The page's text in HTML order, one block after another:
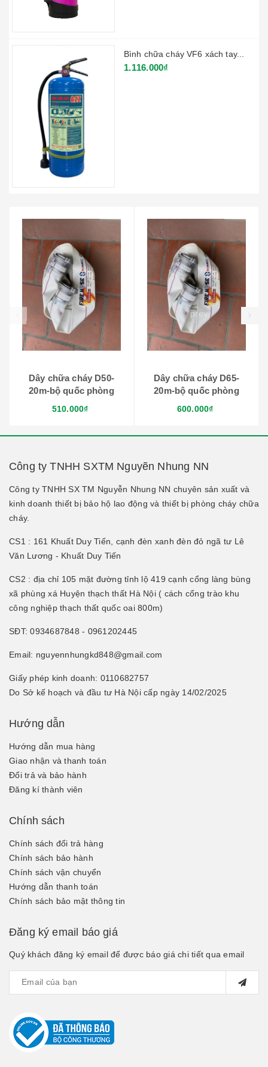
Bình chữa cháy VF6 xách tay...
1.116.000₫
Dây chữa cháy D50-
20m-bộ quốc phòng
510.000₫
Dây chữa cháy D65-
20m-bộ quốc phòng
600.000₫
prev
Công ty TNHH SXTM Nguyẽn Nhung NN
Công ty TNHH SX TM Nguyễn Nhung NN chuyên sản xuất và
kinh doanh thiết bị bảo hộ lao động và thiết bị phòng cháy chữa
cháy.
CS1 : 161 Khuất Duy Tiến, cạnh đèn xanh đèn đỏ ngã tư Lê
Văn Lương - Khuất Duy Tiến
CS2 : địa chỉ 105 mặt đường tỉnh lộ 419 cạnh cổng làng bùng
xã phùng xá Huyện thạch thất Hà Nội ( cách cổng trào khu
công nghiệp thạch thất quốc oai 800m)
SĐT: 0934687848 - 0961202445
Email: nguyennhungkd848@gmail.com
Giấy phép kinh doanh: 0110682757
Do Sở kế hoạch và đầu tư Hà Nội cấp ngày 14/02/2025
Hướng dẫn
Hướng dẫn mua hàng
Giao nhận và thanh toán
Đổi trả và bảo hành
Đăng kí thành viên
Chính sách
Chính sách đổi trả hàng
Chính sách bảo hành
Chính sách vận chuyển
Hướng dẫn thanh toán
Chính sách bảo mật thông tin
Đăng ký email báo giá
Quý khách đăng ký email để được báo giá chi tiết qua email